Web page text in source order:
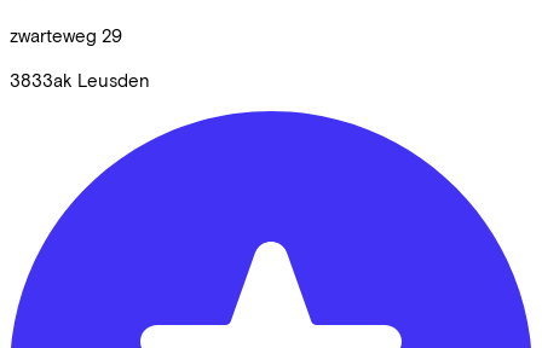
zwarteweg 29
3833ak Leusden